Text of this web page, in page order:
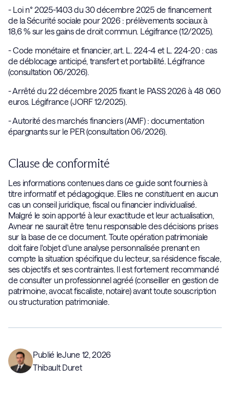
- Loi n° 2025-1403 du 30 décembre 2025 de financement
de la Sécurité sociale pour 2026 : prélèvements sociaux à
18,6 % sur les gains de droit commun. Légifrance (12/2025).
- Code monétaire et financier, art. L. 224-4 et L. 224-20 : cas
de déblocage anticipé, transfert et portabilité. Légifrance
(consultation 06/2026).
- Arrêté du 22 décembre 2025 fixant le PASS 2026 à 48 060
euros. Légifrance (JORF 12/2025).
- Autorité des marchés financiers (AMF) : documentation
épargnants sur le PER (consultation 06/2026).
Clause de conformité
Les informations contenues dans ce guide sont fournies à
titre informatif et pédagogique. Elles ne constituent en aucun
cas un conseil juridique, fiscal ou financier individualisé.
Malgré le soin apporté à leur exactitude et leur actualisation,
Avnear ne saurait être tenu responsable des décisions prises
sur la base de ce document. Toute opération patrimoniale
doit faire l'objet d'une analyse personnalisée prenant en
compte la situation spécifique du lecteur, sa résidence fiscale,
ses objectifs et ses contraintes. Il est fortement recommandé
de consulter un professionnel agréé (conseiller en gestion de
patrimoine, avocat fiscaliste, notaire) avant toute souscription
ou structuration patrimoniale.
Publié leJune 12, 2026
Thibault Duret